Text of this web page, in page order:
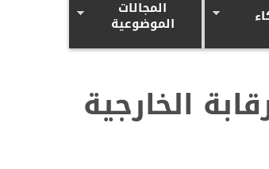
المجالات
الموضوعية
60 عاما على الرقابة الخارجية